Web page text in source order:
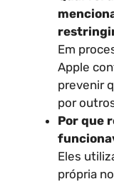
Em
Apple
prevenir
por
Por que
Eles
própria